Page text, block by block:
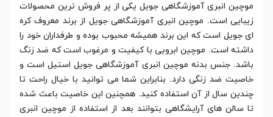
موچین انبری آموزشگاهی جویل یکی از پر فروش ترین محصولات
زیبایی است. موچین انبری آموزشگاهی جویل از برند معروف کره
ای جویل است که این برند همیشه محبوب بوده و طرفداران خود را
داشته است. موچین ابرویی با کیفیت و مرغوب است که ضد زنگ
باشد. جنس بدنه موچین انبری آموزشگاهی جویل استیل است و
خاصیت ضد زنگی دارد. بنابراین شما می توانید با خیال راحت تا
چندین سال از آن استفاده کنید. همچنین این خاصیت باعث شده
تا سالن های آرایشگاهی بتوانند بعد از استفاده از موچین انبری